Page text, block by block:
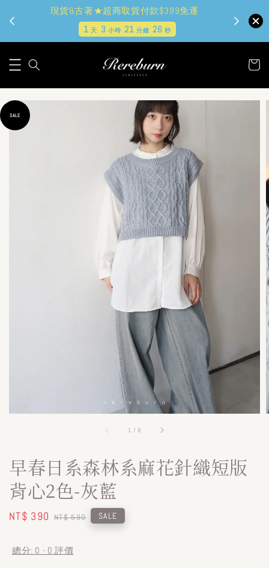
現貨&古著★超商取貨付款$399免運
1天 3小時 21分鐘 24秒
1 / 9
SALE
早春日系森林系麻花針織短版
背心2色-灰藍
Sale
NT$ 390 Regular
NT$ 590 SALE
總分: 0 - 0 評價